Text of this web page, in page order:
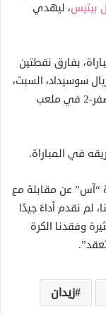
بيتيس، ليهدي
رصيد ريال مدريد عند 56 نقطة من 27 مباراة، بفارق نقطتين
صفر على ريال سوسيداد، السبت،
ليستعيد القمة، بعد أسبوع واحد من الخسارة صفر-2 في ملعب
في المباراة.
“آس” عن مقابلة مع
لم نقدم أداءً جيدًا
وفقدنا الكرة
زيدان